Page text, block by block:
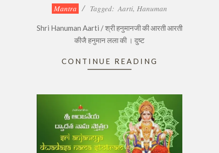
2020-
21
Mantra Tagged: Aarti, Hanuman
Shri Hanuman Aarti / श्री हनुमानजी की आरती आरती
कीजै हनुमान लला की । दुष्ट
CONTINUE READING